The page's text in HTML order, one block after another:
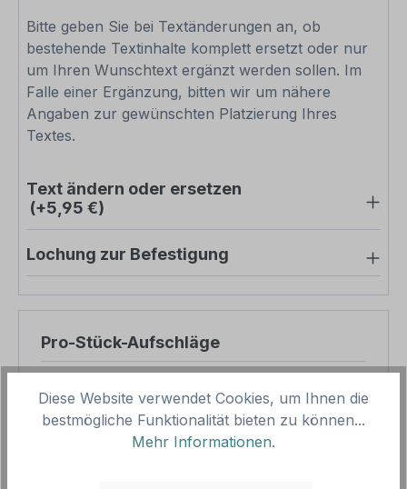
Bitte geben Sie bei Textänderungen an, ob
bestehende Textinhalte komplett ersetzt oder nur
um Ihren Wunschtext ergänzt werden sollen. Im
Falle einer Ergänzung, bitten wir um nähere
Angaben zur gewünschten Platzierung Ihres
Textes.
Text ändern oder ersetzen
(+5,95 €)
Lochung zur Befestigung
Pro-Stück-Aufschläge
Zwischensumme
30,46 €
Diese Website verwendet Cookies, um Ihnen die
bestmögliche Funktionalität bieten zu können...
Mehr Informationen.